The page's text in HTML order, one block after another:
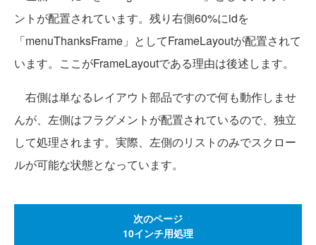
ントが配置されています。残り右側60%にidを
「menuThanksFrame」としてFrameLayoutが配置されて
います。ここがFrameLayoutである理由は後述します。
右側は単なるレイアウト部品ですので何も動作しませ
んが、左側はフラグメントが配置されているので、独立
して処理されます。実際、左側のリストのみでスクロー
ルが可能な状態となっています。
次のページ
10インチ用処理